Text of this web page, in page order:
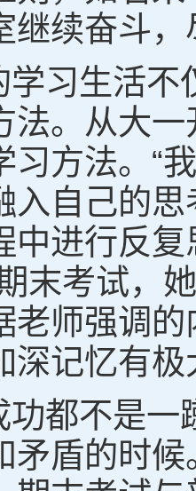
继续奋斗
学习生活
法。从大
习方法。“
入自己的
中进行反
末考试，
老师强调
深记忆有
功都不是一
矛盾的时